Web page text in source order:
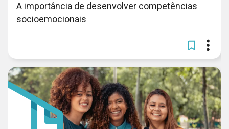
A importância de desenvolver competências
socioemocionais